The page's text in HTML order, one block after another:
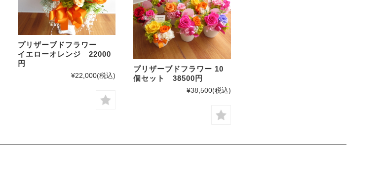
プリザーブドフラワー
イエローオレンジ 22000
円
¥22,000(税込)
プリザーブドフラワー 10
個セット 38500円
¥38,500(税込)